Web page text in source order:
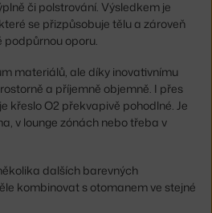
či polstrování. Výsledkem je
se přizpůsobuje tělu a zároveň
podpůrnou oporu.
materiálů, ale díky inovativnímu
a příjemně objemně. I přes
křeslo O2 překvapivě pohodlné. Je
v lounge zónách nebo třeba v
dalších barevných
kombinovat s otomanem ve stejné